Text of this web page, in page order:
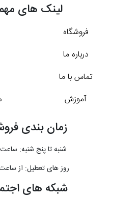
لینک های
فروشگاه
درباره ما
تماس با ما
آموزش
زمان بندی
شنبه تا پنج شنبه: ساعت ۱۰ الی ۲۱
روز های تعطیل: از ساعت 10 الی
شبکه های